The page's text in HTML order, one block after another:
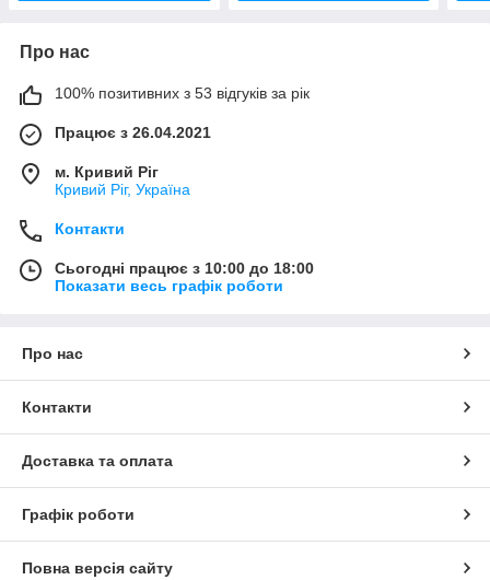
Про нас
100% позитивних з 53 відгуків за рік
Працює з 26.04.2021
м. Кривий Ріг
Кривий Ріг, Україна
Контакти
Сьогодні працює з 10:00 до 18:00
Показати весь графік роботи
Про нас
Контакти
Доставка та оплата
Графік роботи
Повна версія сайту